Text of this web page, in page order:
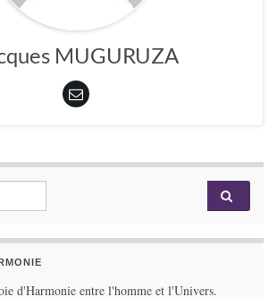
MUGURUZA
d'Harmonie entre l'homme et l'Univers.